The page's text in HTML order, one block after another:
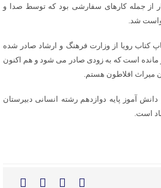
از جمله کارهای سفارشی بود که توسط صدا و
شد.
رویا از وزارت فرهنگ و ارشاد صادر شده
مانده است که به زودی صادر می شود و هم اکنون
میراث افلاطون هستم.
دانش آموز پایه دوازدهم رشته انسانی دبیرستان
است.